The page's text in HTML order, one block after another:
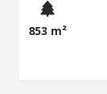
Parcelle 4 :
de 64.27m -
853 m²